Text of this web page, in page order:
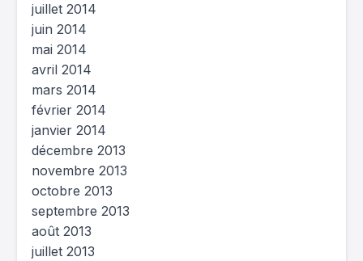
juillet 2014
juin 2014
mai 2014
avril 2014
mars 2014
février 2014
janvier 2014
décembre 2013
novembre 2013
octobre 2013
septembre 2013
août 2013
juillet 2013